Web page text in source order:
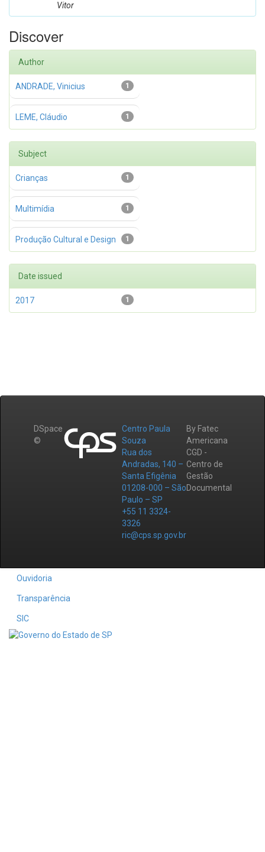
Vitor
Discover
Author
1
ANDRADE, Vinicius
1
LEME, Cláudio
Subject
1
Crianças
1
Multimídia
1
Produção Cultural e Design
Date issued
1
2017
DSpace
©
Centro Paula
Souza
Rua dos
Andradas, 140 –
Santa Efigênia
01208-000 – São
Paulo – SP
+55 11 3324-
3326
ric@cps.sp.gov.br
By Fatec
Americana
CGD -
Centro de
Gestão
Documental
Ouvidoria
Transparência
SIC